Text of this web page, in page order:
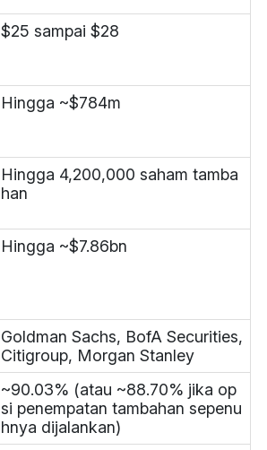
$25 sampai $28
Hingga ~$784m
Hingga 4,200,000 saham tamba
han
Hingga ~$7.86bn
Goldman Sachs, BofA Securities,
Citigroup, Morgan Stanley
~90.03% (atau ~88.70% jika op
si penempatan tambahan sepenu
hnya dijalankan)